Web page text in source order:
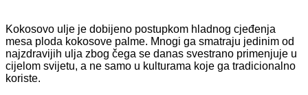
Kokosovo ulje je dobijeno postupkom hladnog cjeđenja
mesa ploda kokosove palme. Mnogi ga smatraju jedinim od
najzdravijih ulja zbog čega se danas svestrano primenjuje u
cijelom svijetu, a ne samo u kulturama koje ga tradicionalno
koriste.